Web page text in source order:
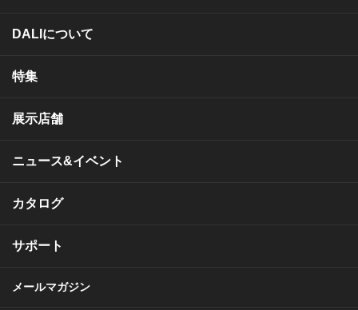
DALIについて
特集
展示店舗
ニュース&イベント
カタログ
サポート
メールマガジン